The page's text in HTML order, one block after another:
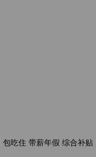
包吃住 带薪年假 综合补贴